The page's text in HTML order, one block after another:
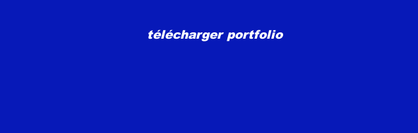
télécharger portfolio